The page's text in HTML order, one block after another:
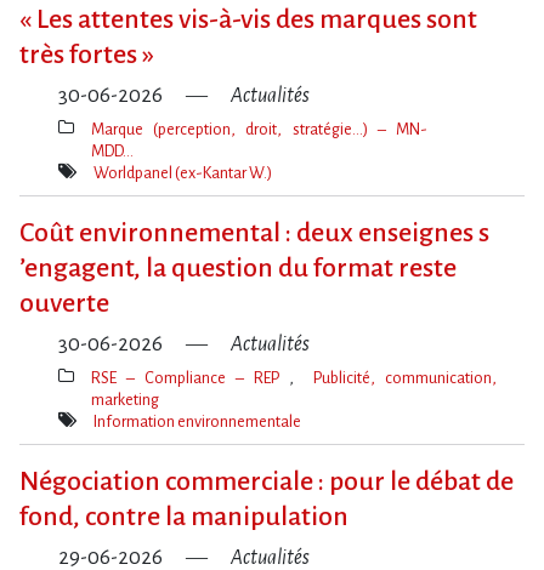
« Les attentes vis-à-vis des marques sont
très fortes »
30-06-2026 Actualités
Thèmes(s)
Marque (perception, droit, stratégie…) – MN-
MDD…
Mot(s)-
Worldpanel (ex-Kantar W.)
Coût environnemental : deux enseignes s​
‌’engagent, la question du format reste
ouverte
30-06-2026 Actualités
Thèmes(s)
RSE – Compliance – REP
Publicité, communication,
marketing
Mot(s)-
Information environnementale
Négociation commerciale : pour le débat de
fond, contre la manipulation
29-06-2026 Actualités